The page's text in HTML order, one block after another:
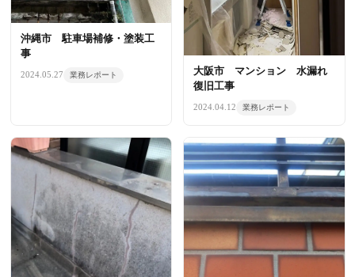
沖縄市 駐車場補修・塗装工
事
2024.05.27 業務レポート
大阪市 マンション 水漏れ
復旧工事
2024.04.12 業務レポート